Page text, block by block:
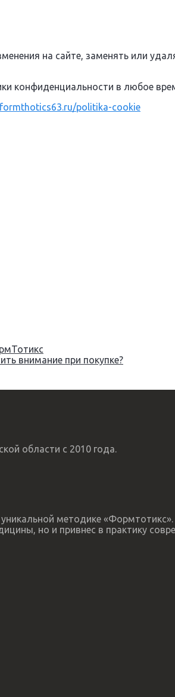
на сайте, заменять или
конфиденциальности в любое
politika-cookie
внимание при покупке?
области с 2010 года.
методике
но и привнес в практику